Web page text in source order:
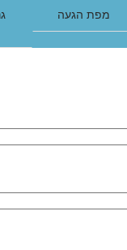
מפת הגעה